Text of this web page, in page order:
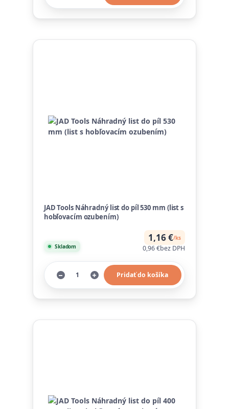
JAD Tools Náhradný list do píl 530 mm (list s
hobľovacím ozubením)
1,16 €/ks
0,96 €bez DPH
Skladom
Pridať do košíka